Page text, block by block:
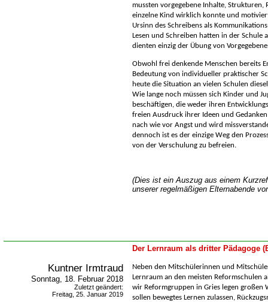
mussten vorgegebene Inhalte, Strukturen,
einzelne Kind wirklich konnte und
Ursinn des Schreibens als
Lesen und Schreiben hatten in der Schule
dienten einzig der Übung von
Obwohl frei denkende Menschen bereits
Bedeutung von individueller praktischer
heute die Situation an vielen Schulen
Wie lange noch müssen sich Kinder und
beschäftigen, die weder ihren
freien Ausdruck ihrer Ideen und Gedanken
nach wie vor Angst und wird
dennoch ist es der einzige Weg den
von der Verschulung zu befreien.
(Dies ist ein Auszug aus einem
unserer regelmäßigen Elternabende
Der Lernraum als dritter Pädagoge
Kuntner Irmtraud
Sonntag, 18. Februar 2018
Zuletzt geändert:
Freitag, 25. Januar 2019
Neben den Mitschülerinnen und
Lernraum an den meisten Reformschulen
wir Reformgruppen in Gries legen großen
sollen bewegtes Lernen zulassen,